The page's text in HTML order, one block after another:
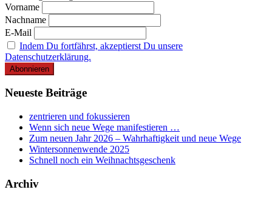
Vorname
Nachname
E-Mail
Indem Du fortfährst, akzeptierst Du unsere
Datenschutzerklärung.
Neueste Beiträge
zentrieren und fokussieren
Wenn sich neue Wege manifestieren …
Zum neuen Jahr 2026 – Wahrhaftigkeit und neue Wege
Wintersonnenwende 2025
Schnell noch ein Weihnachtsgeschenk
Archiv